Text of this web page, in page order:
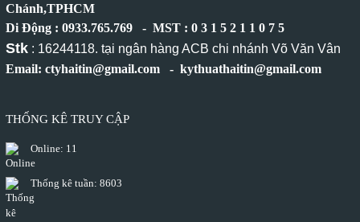
Chánh,TPHCM
Di Động : 0933.765.769 - MST : 0 3 1 5 2 1 1 0 7 5
Stk: 16244118. tại ngân hàng ACB chi nhánh Võ Văn Vân
Email: ctyhaitin@gmail.com - kythuathaitin@gmail.com
THỐNG KÊ TRUY CẬP
Online: 11
Thống kê tuần: 8603